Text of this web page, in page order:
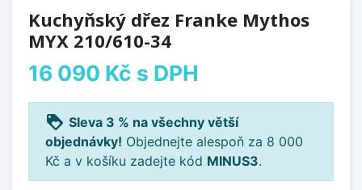
Kuchyňský dřez Franke Mythos
MYX 210/610-34
16 090 Kč s DPH
loyalty Sleva 3 % na všechny větší
objednávky! Objednejte alespoň za 8 000
Kč a v košíku zadejte kód MINUS3.